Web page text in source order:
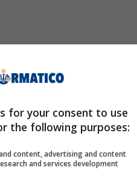
for your consent to use
the following purposes:
content, advertising and content
and services development